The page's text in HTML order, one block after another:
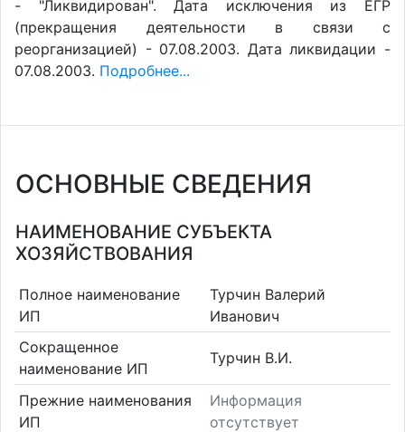
- "Ликвидирован". Дата исключения из ЕГР
(прекращения деятельности в связи с
реорганизацией) - 07.08.2003. Дата ликвидации -
07.08.2003. Подробнее...
ОСНОВНЫЕ СВЕДЕНИЯ
НАИМЕНОВАНИЕ СУБЪЕКТА
ХОЗЯЙСТВОВАНИЯ
Полное наименование
ИП
Турчин Валерий
Иванович
Сокращенное
наименование ИП
Турчин В.И.
Прежние наименования
ИП
Информация
отсутствует